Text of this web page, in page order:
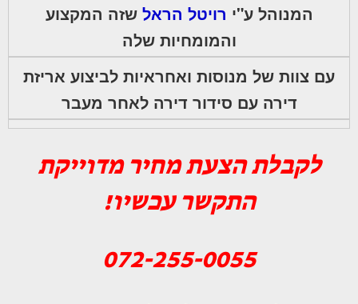
המנוהל ע"י רויטל הראל שזה המקצוע
והמומחיות שלה
עם צוות של מנוסות ואחראיות לביצוע אריזת
דירה עם סידור דירה לאחר מעבר
לקבלת הצעת מחיר מדוייקת
התקשר עכשיו!
072-255-0055